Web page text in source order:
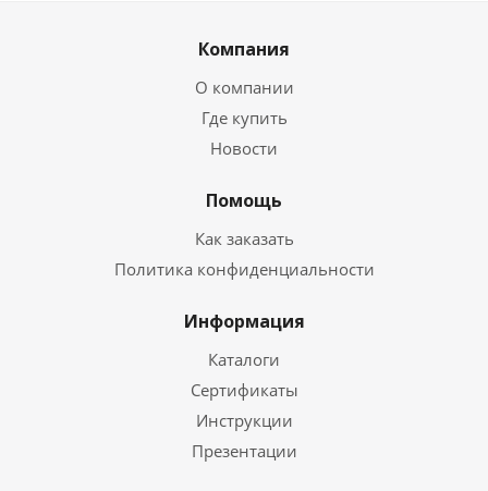
Компания
О компании
Где купить
Новости
Помощь
Как заказать
Политика конфиденциальности
Информация
Каталоги
Сертификаты
Инструкции
Презентации